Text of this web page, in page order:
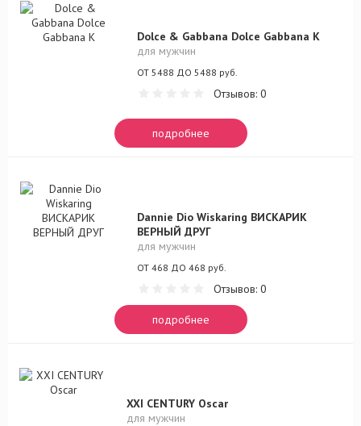
Dolce & Gabbana Dolce Gabbana K
для мужчин
ОТ 5488 ДО 5488 руб.
Отзывов: 0
подробнее
Dannie Dio Wiskaring ВИСКАРИК
ВЕРНЫЙ ДРУГ
для мужчин
ОТ 468 ДО 468 руб.
Отзывов: 0
подробнее
XXI CENTURY Oscar
для мужчин